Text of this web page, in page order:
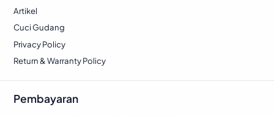
Artikel
Cuci Gudang
Privacy Policy
Return & Warranty Policy
Pembayaran